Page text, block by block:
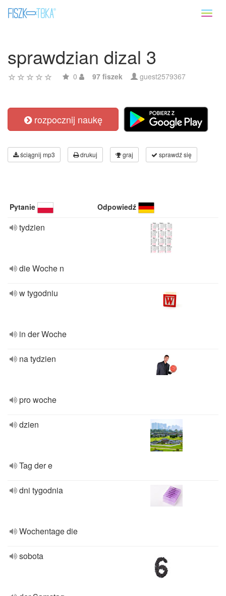
sprawdzian dizal 3
0 97 fiszek guest2579367
rozpocznij naukę
ściągnij mp3 drukuj graj sprawdź się
Pytanie Odpowiedź
tydzien
die Woche n
w tygodniu
in der Woche
na tydzien
pro woche
dzien
Tag der e
dni tygodnia
Wochentage die
sobota